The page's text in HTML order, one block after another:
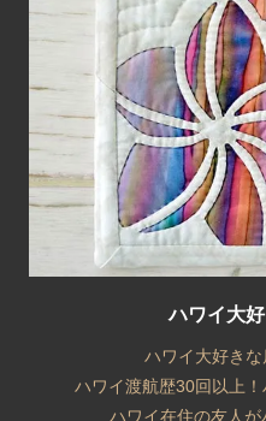
ハワイ大
ハワイ大好きな
ハワイ渡航歴30回以上！
ハワイ在住の友人